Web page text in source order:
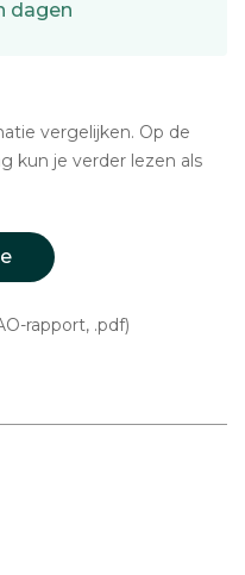
dagen
vergelijken. Op de
kun je verder lezen als
rapport, .pdf)